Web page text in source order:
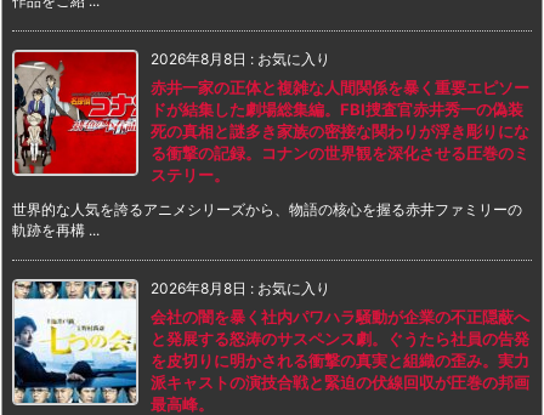
2026年8月8日 : お気に入り
赤井一家の正体と複雑な人間関係を暴く重要エピソー
ドが結集した劇場総集編。FBI捜査官赤井秀一の偽装
死の真相と謎多き家族の密接な関わりが浮き彫りにな
る衝撃の記録。コナンの世界観を深化させる圧巻のミ
ステリー。
世界的な人気を誇るアニメシリーズから、物語の核心を握る赤井ファミリーの
軌跡を再構 ...
2026年8月8日 : お気に入り
会社の闇を暴く社内パワハラ騒動が企業の不正隠蔽へ
と発展する怒涛のサスペンス劇。ぐうたら社員の告発
を皮切りに明かされる衝撃の真実と組織の歪み。実力
派キャストの演技合戦と緊迫の伏線回収が圧巻の邦画
最高峰。